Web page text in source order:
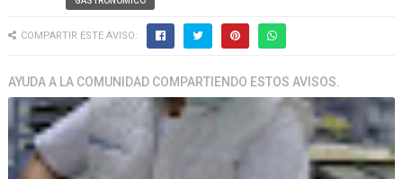
COMPARTIR ESTE AVISO:
AYUDA A LA COMUNIDAD COMPARTIENDO ESTOS AVISOS.